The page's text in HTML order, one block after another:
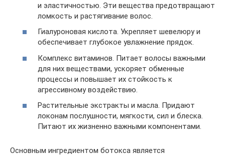
и эластичностью. Эти вещества предотвращают
ломкость и растягивание волос.
Гиалуроновая кислота. Укрепляет шевелюру и
обеспечивает глубокое увлажнение прядок.
Комплекс витаминов. Питает волосы важными
для них веществами, ускоряет обменные
процессы и повышает их стойкость к
агрессивному воздействию.
Растительные экстракты и масла. Придают
локонам послушности, мягкости, сил и блеска.
Питают их жизненно важными компонентами.
Основным ингредиентом ботокса является